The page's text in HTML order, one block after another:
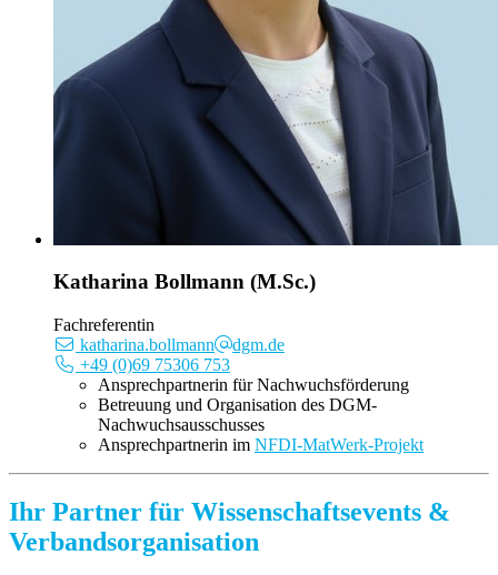
Katharina Bollmann (M.Sc.)
Fachreferentin
katharina.bollmann
dgm.de
+49 (0)69 75306 753
Ansprechpartnerin für Nachwuchsförderung
Betreuung und Organisation des DGM-
Nachwuchsausschusses
Ansprechpartnerin im NFDI-MatWerk-Projekt
Ihr Partner für Wissenschaftsevents &
Verbandsorganisation